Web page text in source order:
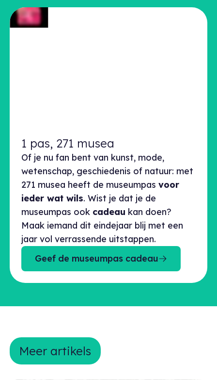
1 pas, 271 musea
Of je nu fan bent van kunst, mode,
wetenschap, geschiedenis of natuur: met
271 musea heeft de museumpas voor
ieder wat wils. Wist je dat je de
museumpas ook cadeau kan doen?
Maak iemand dit eindejaar blij met een
jaar vol verrassende uitstappen.
Geef de museumpas cadeau
Meer artikels
Meer artikels